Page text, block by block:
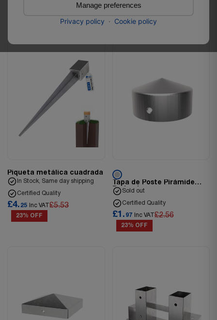
Piqueta metálica cuadrada
In Stock, Same day shipping
Certified Quality
£4. 25 Inc VAT £5.53
23% OFF
Tapa de Poste Pirámide
Redonda
Sold out
Certified Quality
£1. 97 Inc VAT£2.56
23% OFF
Manage preferences
Privacy policy · Cookie policy